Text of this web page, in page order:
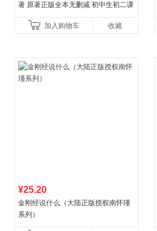
著 原著正版全本无删减 初中生初二课
加入购物车
收藏
¥25.20
金刚经说什么（大陆正版授权南怀瑾
系列）